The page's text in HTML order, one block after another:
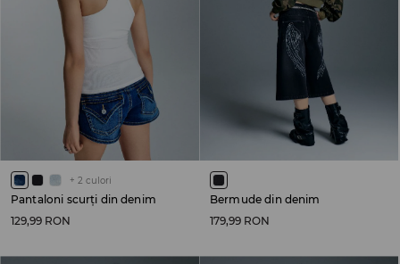
+ 2 culori
Pantaloni scurți din denim
129,99 RON
Bermude din denim
179,99 RON